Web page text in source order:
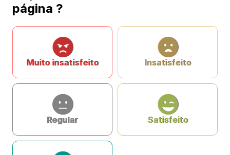
página ?
Muito insatisfeito Insatisfeito
Regular Satisfeito